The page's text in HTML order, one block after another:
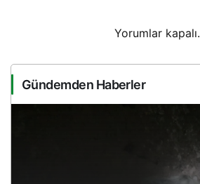
Yorumlar kapalı.
Gündemden Haberler